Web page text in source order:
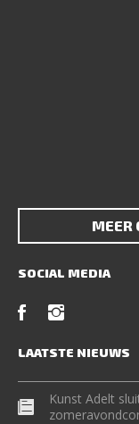
MEER
SOCIAL MEDIA
LAATSTE NIEUWS
Kunst Adelt